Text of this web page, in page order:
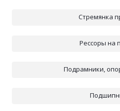
Стремянка
Рессоры на
Подрамники,